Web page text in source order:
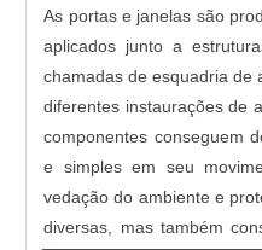
As portas e janelas são
aplicados junto a
chamadas de esquadria de
diferentes instaurações de
componentes conseguem
e simples em seu
vedação do ambiente e
diversas, mas também